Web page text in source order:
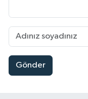
Gönder